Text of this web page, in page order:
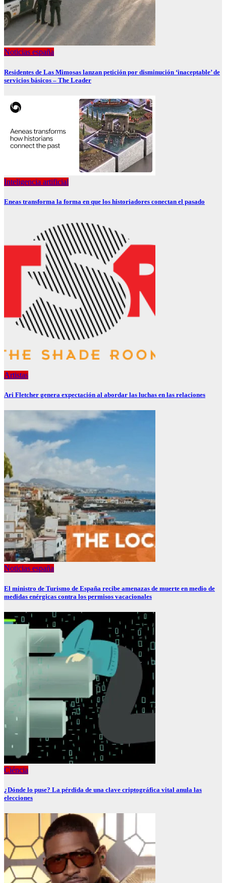
Noticias españa
Residentes de Las Mimosas lanzan petición por disminución ‘inaceptable’ de
servicios básicos – The Leader
Inteligencia artificial
Eneas transforma la forma en que los historiadores conectan el pasado
Artistas
Ari Fletcher genera expectación al abordar las luchas en las relaciones
Noticias españa
El ministro de Turismo de España recibe amenazas de muerte en medio de
medidas enérgicas contra los permisos vacacionales
Ciéncia
¿Dónde lo puse? La pérdida de una clave criptográfica vital anula las
elecciones